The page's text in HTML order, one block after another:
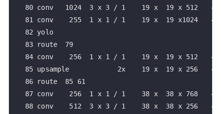
80 conv   1024  3 x 3 / 1    19 x  19 x 512   -
81 conv    255  1 x 1 / 1    19 x  19 x1024   -
   82 yolo
   83 route  79
84 conv    256  1 x 1 / 1    19 x  19 x 512   -
85 upsample            2x    19 x  19 x 256   ->
   86 route  85 61
87 conv    256  1 x 1 / 1    38 x  38 x 768   -
88 conv    512  3 x 3 / 1    38 x  38 x 256   -